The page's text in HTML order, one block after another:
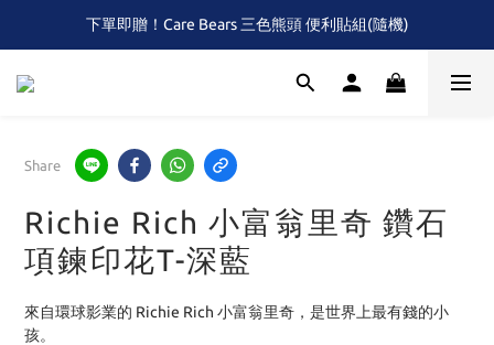
全館滿$2,000 免運 (限本島)
下單即贈！Care Bears 三色熊頭 便利貼組(隨機)
首次！！滿額再送Care Baears 山海渡假小熊盲包
Share
Richie Rich 小富翁里奇 鑽石
項鍊印花T-深藍
來自環球影業的 Richie Rich 小富翁里奇，是世界上最有錢的小
孩。